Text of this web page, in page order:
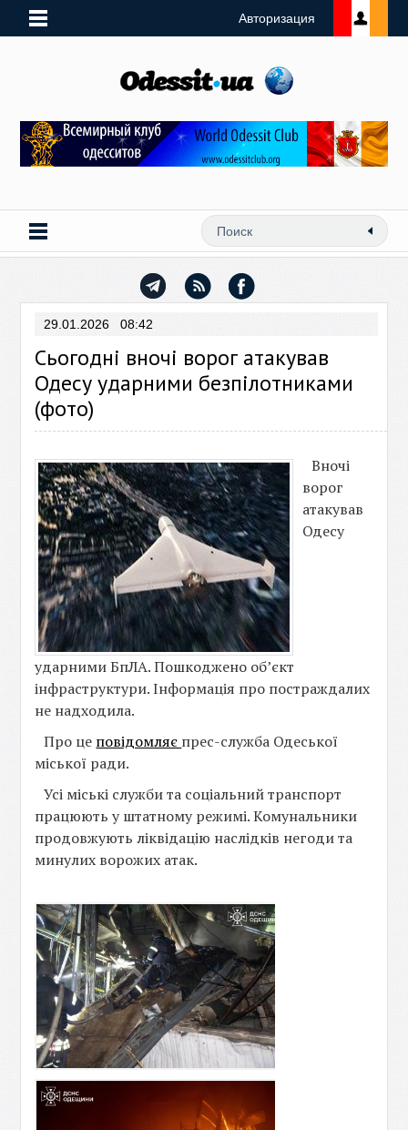
Авторизация
29.01.2026 08:42
Сьогодні вночі ворог атакував
Одесу ударними безпілотниками
(фото)
Вночі
ворог
атакував
Одесу
ударними БпЛА. Пошкоджено обʼєкт
інфраструктури. Інформація про постраждалих
не надходила.
Про це повідомляє прес-служба Одеської
міської ради.
Усі міські служби та соціальний транспорт
працюють у штатному режимі. Комунальники
продовжують ліквідацію наслідків негоди та
минулих ворожих атак.